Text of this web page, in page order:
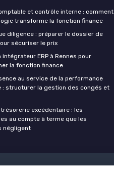
et contrôle interne : comment
transforme la fonction finance
diligence : préparer le dossier de
sécuriser le prix
intégrateur ERP à Rennes pour
la fonction finance
au service de la performance
: structurer la gestion des congés et
excédentaire : les
au compte à terme que les
négligent